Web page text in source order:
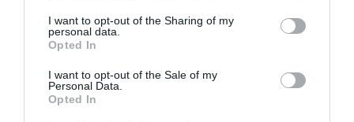
I want to opt-out of the Sharing of my
personal data.
Opted In
I want to opt-out of the Sale of my
Personal Data.
Opted In
RCD Mallorca
UD Las Palmas